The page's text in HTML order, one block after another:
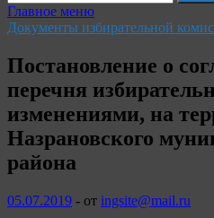
Главное меню
Документы избирательной
Постановление о
перечня
изменениями, на
Назрановского
района
05.07.2019 - от ingsite@mail.ru